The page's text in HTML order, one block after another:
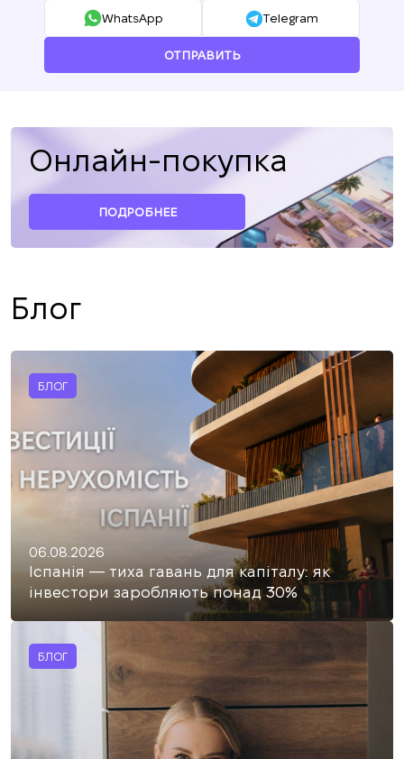
WhatsApp Telegram
ОТПРАВИТЬ
Онлайн-покупка
ПОДРОБНЕЕ
Блог
БЛОГ
06.08.2026
Іспанія — тиха гавань для капіталу: як
інвестори заробляють понад 30%
БЛОГ